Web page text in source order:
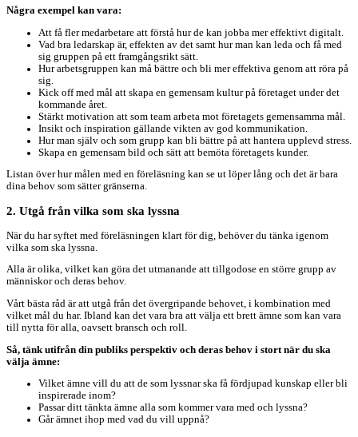
Några exempel kan vara:
Att få fler medarbetare att förstå hur de kan jobba mer effektivt digitalt.
Vad bra ledarskap är, effekten av det samt hur man kan leda och få med
sig gruppen på ett framgångsrikt sätt.
Hur arbetsgruppen kan må bättre och bli mer effektiva genom att röra på
sig.
Kick off med mål att skapa en gemensam kultur på företaget under det
kommande året.
Stärkt motivation att som team arbeta mot företagets gemensamma mål.
Insikt och inspiration gällande vikten av god kommunikation.
Hur man själv och som grupp kan bli bättre på att hantera upplevd stress.
Skapa en gemensam bild och sätt att bemöta företagets kunder.
Listan över hur målen med en föreläsning kan se ut löper lång och det är bara
dina behov som sätter gränserna.
2. Utgå från vilka som ska lyssna
När du har syftet med föreläsningen klart för dig, behöver du tänka igenom
vilka som ska lyssna.
Alla är olika, vilket kan göra det utmanande att tillgodose en större grupp av
människor och deras behov.
Vårt bästa råd är att utgå från det övergripande behovet, i kombination med
vilket mål du har. Ibland kan det vara bra att välja ett brett ämne som kan vara
till nytta för alla, oavsett bransch och roll.
Så, tänk utifrån din publiks perspektiv och deras behov i stort när du ska
välja ämne:
Vilket ämne vill du att de som lyssnar ska få fördjupad kunskap eller bli
inspirerade inom?
Passar ditt tänkta ämne alla som kommer vara med och lyssna?
Går ämnet ihop med vad du vill uppnå?